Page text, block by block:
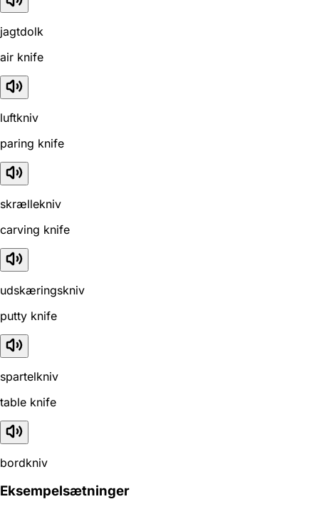
jagtdolk
air knife
luftkniv
paring knife
skrællekniv
carving knife
udskæringskniv
putty knife
spartelkniv
table knife
bordkniv
Eksempelsætninger